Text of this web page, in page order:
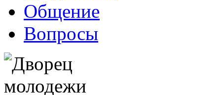
Общение
Вопросы